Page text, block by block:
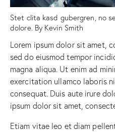
Stet clita kasd gubergren, no
dolore. By Kevin Smith
Lorem ipsum dolor sit amet,
sed do eiusmod tempor
magna aliqua. Ut enim ad
exercitation ullamco laboris
consequat. Duis aute irure
ipsum dolor sit amet,
Etiam vitae leo et diam